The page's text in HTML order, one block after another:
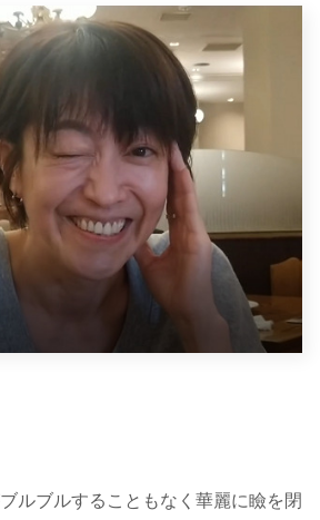
ルブルすることもなく華麗に瞼を閉